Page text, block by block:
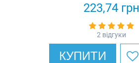
223,74грн
2 відгуки
КУПИТИ